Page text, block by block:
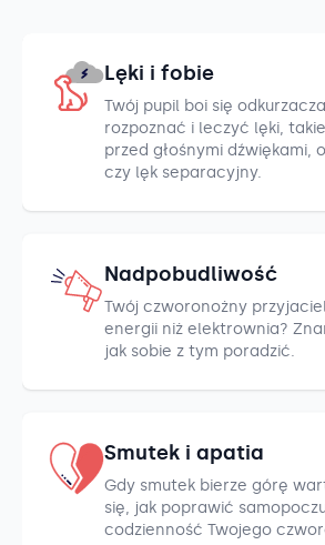
Lęki i fobie
Twój pupil boi się
rozpoznać i leczyć lęki,
przed głośnymi dźwiękami,
czy lęk separacyjny.
Nadpobudliwość
Twój czworonożny
energii niż elektrownia?
jak sobie z tym poradzić.
Smutek i apatia
Gdy smutek bierze górę
się, jak poprawić
codzienność Twojego